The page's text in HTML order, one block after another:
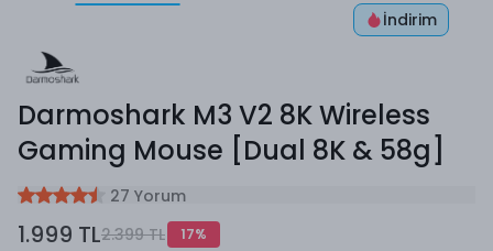
İndirim
Darmoshark M3 V2 8K Wireless
Gaming Mouse [Dual 8K & 58g]
27 Yorum
1.999 TL2.399 TL 17%